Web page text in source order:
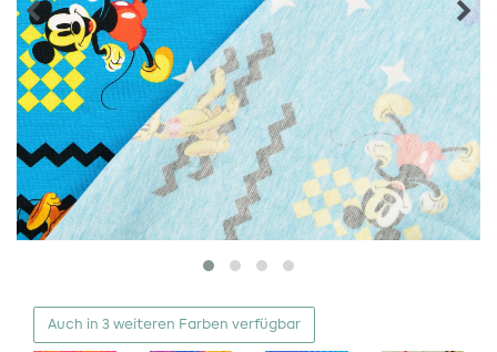
Auch in 3 weiteren Farben verfügbar